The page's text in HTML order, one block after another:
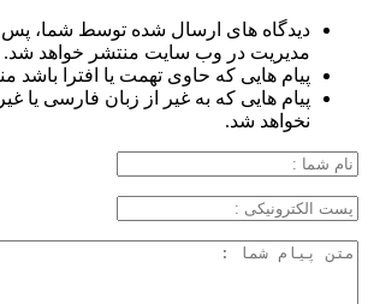
دیدگاه های ارسال شده توسط شما، پس
مدیریت در وب سایت منتشر خواهد شد.
پیام هایی که حاوی تهمت یا افترا باشد
پیام هایی که به غیر از زبان فارسی یا
نخواهد شد.